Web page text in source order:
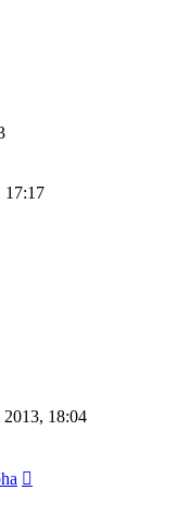
17:17
2013, 18:04